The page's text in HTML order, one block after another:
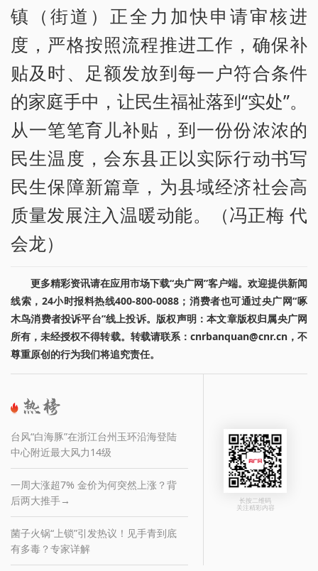
镇（街道）正全力加快申请审核进
度，严格按照流程推进工作，确保补
贴及时、足额发放到每一户符合条件
的家庭手中，让民生福祉落到“实处”。
从一笔笔育儿补贴，到一份份浓浓的
民生温度，会东县正以实际行动书写
民生保障新篇章，为县域经济社会高
质量发展注入温暖动能。（冯正梅 代
会龙）
更多精彩资讯请在应用市场下载“央广网”客户端。欢迎提供新闻
线索，24小时报料热线400-800-0088；消费者也可通过央广网“啄
木鸟消费者投诉平台”线上投诉。版权声明：本文章版权归属央广网
所有，未经授权不得转载。转载请联系：cnrbanquan@cnr.cn，不
尊重原创的行为我们将追究责任。
台风“白海豚”在浙江台州玉环沿海登陆
中心附近最大风力14级
一周大涨超7% 金价为何突然上涨？背
后两大推手→
菌子火锅“上锁”引发热议！见手青到底
有多毒？专家详解
长按二维码
关注精彩内容